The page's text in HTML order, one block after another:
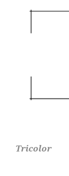
Tricolor